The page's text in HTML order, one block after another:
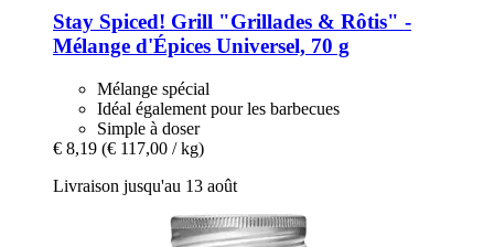
Stay Spiced! Grill "Grillades & Rôtis" -​
Mélange d'Épices Universel, 70 g
Mélange spécial
Idéal également pour les barbecues
Simple à doser
€ 8,19 (€ 117,00 / kg)
Livraison jusqu'au 13 août